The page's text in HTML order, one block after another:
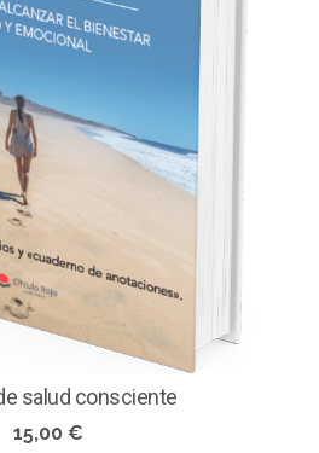
salud consciente
15,00 €